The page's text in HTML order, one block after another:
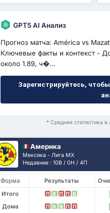
GPT5 AI Анализ
Прогноз матча: América vs
Ключевые факты и контекст -
около 1.89, ч�...
Зарегистрируйтесь,
* Средняя статистика
Америка
Мексика - Лига МХ
Недавние : 10В / 0Н / 4П
Форма Результаты
Итого
П В П П В
Дома
П В В П П